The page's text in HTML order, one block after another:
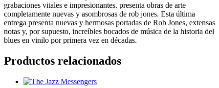
grabaciones vitales e impresionantes. presenta obras de arte
completamente nuevas y asombrosas de rob jones. Esta última
entrega presenta nuevas y hermosas portadas de Rob Jones, extensas
notas y, por supuesto, increíbles bocados de música de la historia del
blues en vinilo por primera vez en décadas.
Productos relacionados